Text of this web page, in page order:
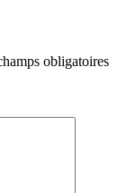
obligatoires